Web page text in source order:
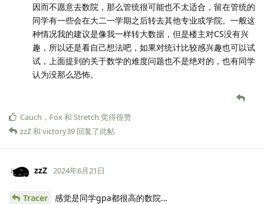
因而不愿意去数院，那么管统很可能也不太适合，留在管统的
同学有一些会在大二一学期之后转去其他专业或学院。一般这
种情况我的建议是像我一样转大数据，但是楼主对CS没有兴
趣，所以还是看自己想法吧，如果对统计比较感兴趣也可以试
试，上面提到的关于数学的难度问题也不是绝对的，也有同学
认为没那么恐怖。
Cauch ， Fox和 Stretch 觉得很赞
zzZ和 victory39 回复了此帖
zzZ 2024年6月21日
Tracer 感觉是同学gpa都很高的数院…